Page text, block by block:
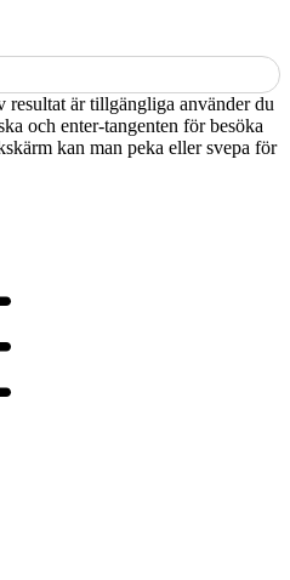
är tillgängliga använder du
och enter-tangenten för besöka
kan man peka eller svepa för